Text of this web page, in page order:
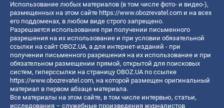
Использование любых материалов (в том числе фото- и видео-),
размещенных на этом сайте https://www.obozrevatel.com и на всех
его поддоменах, в любом виде строго запрещено.
Разрешается использование при получении письменного
разрешения на их использование и при условии обязательной
ссылки на сайт OBOZ.UA, а для интернет-изданий - при
получении письменного разрешения на их использование и при
обязательном размещении прямой, открытой для поисковых
систем, гиперссылки на страницу OBOZ.UA по ссылке
https://www.obozrevatel.com, на которой размещен оригинальный
материал в первом абзаце материала.
Все материалы на этом сайте, в том числе интервью, статьи,
исследования – служебные произведения журналистов